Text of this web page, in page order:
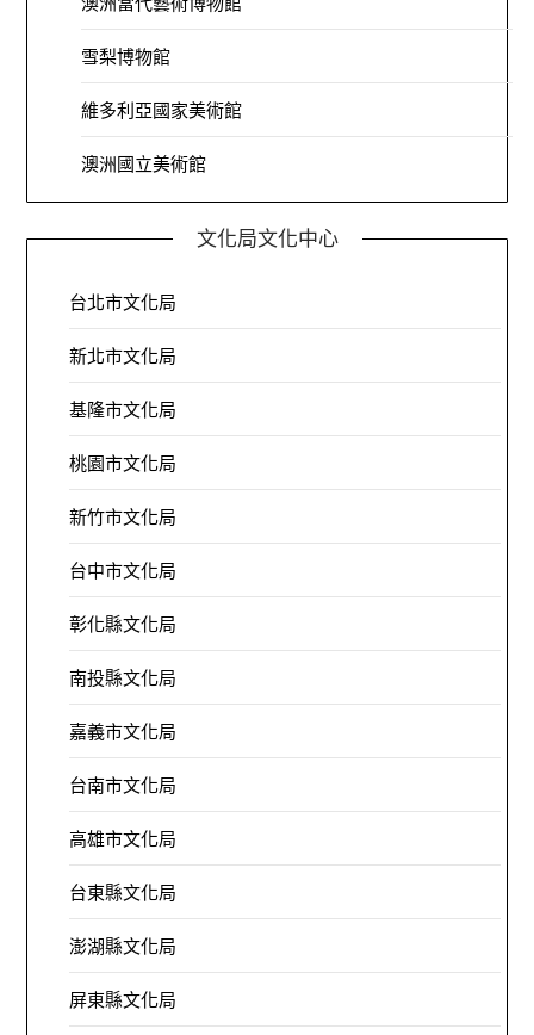
雪梨博物館
維多利亞國家美術館
澳洲國立美術館
文化局文化中心
台北市文化局
新北市文化局
基隆市文化局
桃園市文化局
新竹市文化局
台中市文化局
彰化縣文化局
南投縣文化局
嘉義市文化局
台南市文化局
高雄市文化局
台東縣文化局
澎湖縣文化局
屏東縣文化局